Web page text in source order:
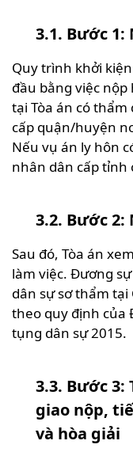
3.1. Bước
Quy trình khởi
đầu bằng việc
tại Tòa án có
cấp quận/huyện
Nếu vụ án ly hôn
nhân dân cấp tỉnh
3.2. Bước
Sau đó, Tòa án
làm việc. Đương
dân sự sơ thẩm
theo quy định của
tụng dân sự 2015.
3.3. Bước
giao nộp,
và hòa giải